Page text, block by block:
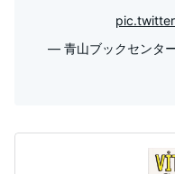
— 青山ブックセンタ